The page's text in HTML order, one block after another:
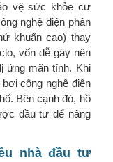
vệ sức khỏe cư
nghệ điện phân
khuẩn cao) thay
vốn dễ gây nên
ứng mãn tính. Khi
công nghệ điện
Bên cạnh đó, hồ
đầu tư để nâng
nhà đầu tư